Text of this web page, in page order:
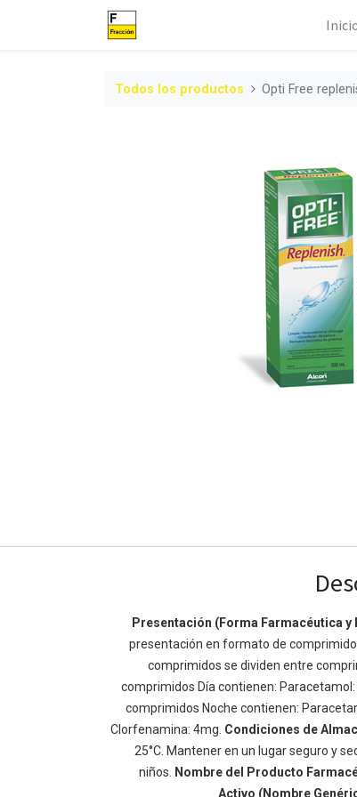
Todos los productos Opti Free
Presentación (Forma Farmacéutica y
presentación en formato de
comprimidos se dividen entre
comprimidos Día contienen:
comprimidos Noche contienen:
Clorfenamina: 4mg. Condiciones de
25°C. Mantener en un lugar seguro y
niños.
Nombre del Producto
Activo (Nombre
Enlaces de Ínteres
Inicio
Acerca de
Productos
Servicios
Política de privacidad
Acerca de
Somos un
mejorar la
Construimos
de negocio.
pequeñas y
rendimiento.